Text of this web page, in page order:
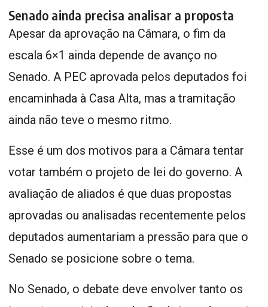
Senado ainda precisa analisar a proposta
Apesar da aprovação na Câmara, o fim da
escala 6×1 ainda depende de avanço no
Senado. A PEC aprovada pelos deputados foi
encaminhada à Casa Alta, mas a tramitação
ainda não teve o mesmo ritmo.
Esse é um dos motivos para a Câmara tentar
votar também o projeto de lei do governo. A
avaliação de aliados é que duas propostas
aprovadas ou analisadas recentemente pelos
deputados aumentariam a pressão para que o
Senado se posicione sobre o tema.
No Senado, o debate deve envolver tanto os